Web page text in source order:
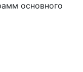
основного